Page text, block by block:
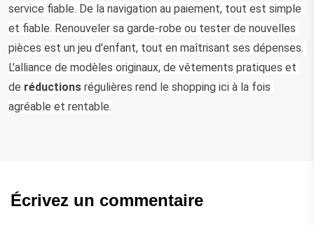
service fiable. De la navigation au paiement, tout est simple
et fiable. Renouveler sa garde-robe ou tester de nouvelles
pièces est un jeu d'enfant, tout en maîtrisant ses dépenses.
L'alliance de modèles originaux, de vêtements pratiques et
de réductions régulières rend le shopping ici à la fois
agréable et rentable.
Écrivez un commentaire